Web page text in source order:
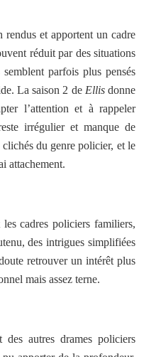
et apportent un cadre
réduit par des situations
parfois plus pensés
La saison 2 de Ellisdonne
l’attention et à rappeler
irrégulier et manque de
clichés du genre policier, et le
attachement.
cadres policiers familiers,
des intrigues simplifiées
retrouver un intérêt plus
mais assez terne.
des autres drames policiers